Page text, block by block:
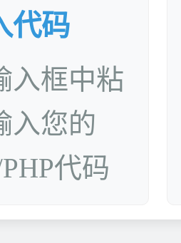
代码
入框中粘
入您的
代码